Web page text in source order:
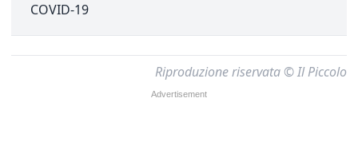
COVID-19
Riproduzione riservata © Il Piccolo